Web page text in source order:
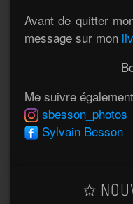
Avant de quitter
message sur mon
Me suivre
sbesson_photos
Sylvain Besson